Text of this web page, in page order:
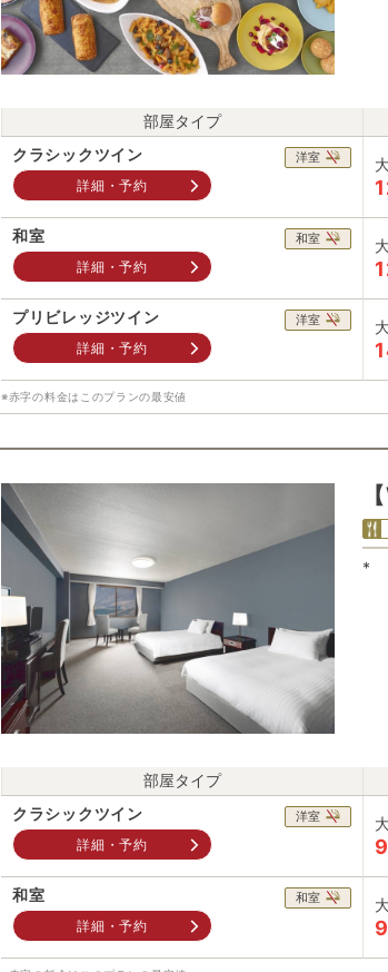
部屋タイプ
クラシックツイン 洋室
詳細・予約
和室 和室
詳細・予約
プリビレッジツイン 洋室
詳細・予約
※赤字の料金はこのプランの最安値
*
部屋タイプ
クラシックツイン 洋室
詳細・予約
和室 和室
詳細・予約